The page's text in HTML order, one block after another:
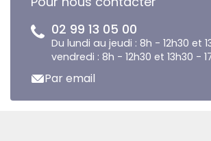
02 99 13 05 00
Du lundi au jeudi : 8h - 12h30 et
vendredi : 8h - 12h30 et 13h30 -
Par email